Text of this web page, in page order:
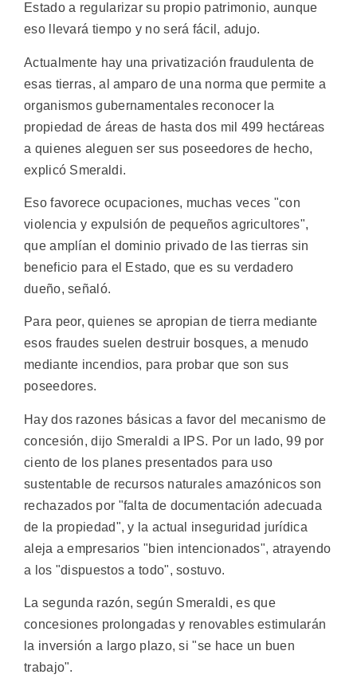
Estado a regularizar su propio patrimonio, aunque
eso llevará tiempo y no será fácil, adujo.
Actualmente hay una privatización fraudulenta de
esas tierras, al amparo de una norma que permite a
organismos gubernamentales reconocer la
propiedad de áreas de hasta dos mil 499 hectáreas
a quienes aleguen ser sus poseedores de hecho,
explicó Smeraldi.
Eso favorece ocupaciones, muchas veces "con
violencia y expulsión de pequeños agricultores",
que amplían el dominio privado de las tierras sin
beneficio para el Estado, que es su verdadero
dueño, señaló.
Para peor, quienes se apropian de tierra mediante
esos fraudes suelen destruir bosques, a menudo
mediante incendios, para probar que son sus
poseedores.
Hay dos razones básicas a favor del mecanismo de
concesión, dijo Smeraldi a IPS. Por un lado, 99 por
ciento de los planes presentados para uso
sustentable de recursos naturales amazónicos son
rechazados por "falta de documentación adecuada
de la propiedad", y la actual inseguridad jurídica
aleja a empresarios "bien intencionados", atrayendo
a los "dispuestos a todo", sostuvo.
La segunda razón, según Smeraldi, es que
concesiones prolongadas y renovables estimularán
la inversión a largo plazo, si "se hace un buen
trabajo".